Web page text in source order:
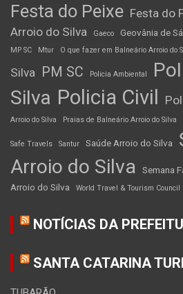
Festa do Peixe Festa do
Arroio do Silva
Gaeco Geovânia de Sá
MP SC
Mtur O que fazer em Balneário Arroio do
Silva PM SC Policia Ambiental
Silva Policia Civil
Arroio do Silva
Praias de Balneário Arroio do Silva
Safe Travels Santur Saúde Arroio do Silva
Arroio do Silva
Semana
Arroio do Silva
World Travel & Tourism Council
NOTÍCIAS DA
SANTA CATARINA